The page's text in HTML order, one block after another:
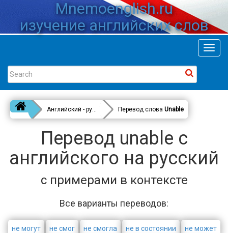
Mnemoenglish.ru
изучение английских слов
Английский - русский Перевод слова Unable
Перевод unable с
английского на русский
с примерами в контексте
Все варианты переводов:
не могут не смог не смогла не в состоянии не может